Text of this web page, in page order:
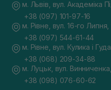
м. Львів, вул. Академіка
+38 (097) 101-97-16
м. Рівне, вул. 16-го Липня,
+38 (097) 544-61-44
м. Рівне, вул. Кулика і
+38 (068) 209-34-88
м. Луцьк, вул.
+38 (098) 076-60-62